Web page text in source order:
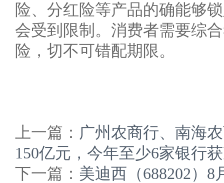
险、分红险等产品的确能够
会受到限制。消费者需要综
险，切不可错配期限。
上一篇： 广州农商行、南海
150亿元，今年至少6家银行
下一篇： 美迪西（688202）8